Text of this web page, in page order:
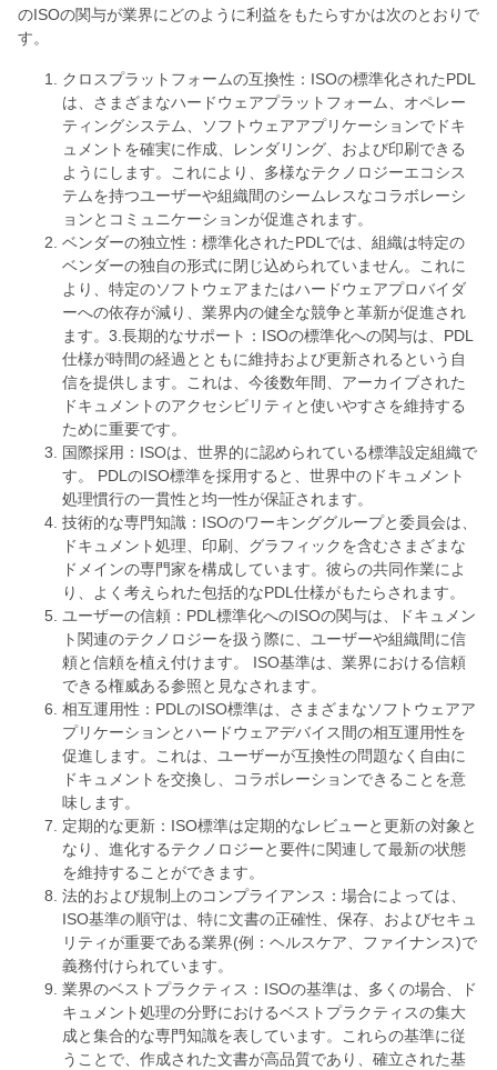
のISOの関与が業界にどのように利益をもたらすかは次のとおりで
す。
クロスプラットフォームの互換性：ISOの標準化されたPDL
は、さまざまなハードウェアプラットフォーム、オペレー
ティングシステム、ソフトウェアアプリケーションでドキ
ュメントを確実に作成、レンダリング、および印刷できる
ようにします。これにより、多様なテクノロジーエコシス
テムを持つユーザーや組織間のシームレスなコラボレーシ
ョンとコミュニケーションが促進されます。
ベンダーの独立性：標準化されたPDLでは、組織は特定の
ベンダーの独自の形式に閉じ込められていません。これに
より、特定のソフトウェアまたはハードウェアプロバイダ
ーへの依存が減り、業界内の健全な競争と革新が促進され
ます。3.長期的なサポート：ISOの標準化への関与は、PDL
仕様が時間の経過とともに維持および更新されるという自
信を提供します。これは、今後数年間、アーカイブされた
ドキュメントのアクセシビリティと使いやすさを維持する
ために重要です。
国際採用：ISOは、世界的に認められている標準設定組織で
す。 PDLのISO標準を採用すると、世界中のドキュメント
処理慣行の一貫性と均一性が保証されます。
技術的な専門知識：ISOのワーキンググループと委員会は、
ドキュメント処理、印刷、グラフィックを含むさまざまな
ドメインの専門家を構成しています。彼らの共同作業によ
り、よく考えられた包括的なPDL仕様がもたらされます。
ユーザーの信頼：PDL標準化へのISOの関与は、ドキュメン
ト関連のテクノロジーを扱う際に、ユーザーや組織間に信
頼と信頼を植え付けます。 ISO基準は、業界における信頼
できる権威ある参照と見なされます。
相互運用性：PDLのISO標準は、さまざまなソフトウェアア
プリケーションとハードウェアデバイス間の相互運用性を
促進します。これは、ユーザーが互換性の問題なく自由に
ドキュメントを交換し、コラボレーションできることを意
味します。
定期的な更新：ISO標準は定期的なレビューと更新の対象と
なり、進化するテクノロジーと要件に関連して最新の状態
を維持することができます。
法的および規制上のコンプライアンス：場合によっては、
ISO基準の順守は、特に文書の正確性、保存、およびセキュ
リティが重要である業界(例：ヘルスケア、ファイナンス)で
義務付けられています。
業界のベストプラクティス：ISOの基準は、多くの場合、ド
キュメント処理の分野におけるベストプラクティスの集大
成と集合的な専門知識を表しています。これらの基準に従
うことで、作成された文書が高品質であり、確立された基